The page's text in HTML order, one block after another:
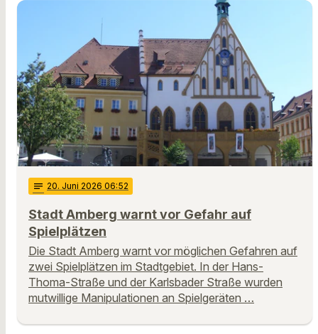
notes 20. Juni 2026 06:52
Stadt Amberg warnt vor Gefahr auf
Spielplätzen
Die Stadt Amberg warnt vor möglichen Gefahren auf
zwei Spielplätzen im Stadtgebiet. In der Hans-
Thoma-Straße und der Karlsbader Straße wurden
mutwillige Manipulationen an Spielgeräten …